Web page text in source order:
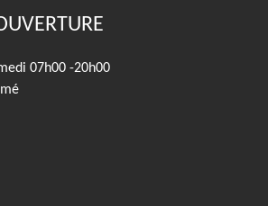
07h00 -20h00